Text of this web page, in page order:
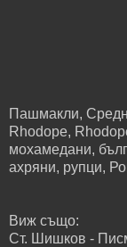
Пашмакли,
Rhodope,
мохамедани,
ахряни, рупци,
Виж също:
Ст. Шишков -